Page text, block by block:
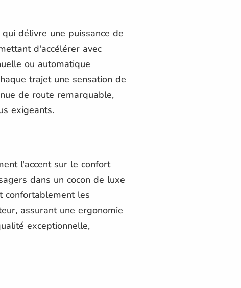
délivre une puissance de
d'accélérer avec
ou automatique
trajet une sensation de
de route remarquable,
exigeants.
l'accent sur le confort
dans un cocon de luxe
confortablement les
assurant une ergonomie
exceptionnelle,